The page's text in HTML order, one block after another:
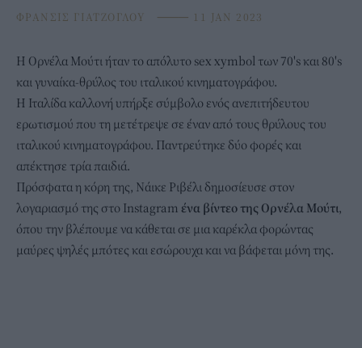
ΦΡΑΝΣΙΣ ΓΙΑΤΖΟΓΛΟΥ ⸻ 11 JAN 2023
H Ορνέλα Μούτι ήταν το απόλυτο sex xymbol των 70's και 80's
και γυναίκα-θρύλος του ιταλικού κινηματογράφου.
Η Ιταλίδα καλλονή υπήρξε σύμβολο ενός ανεπιτήδευτου
ερωτισμού που τη μετέτρεψε σε έναν από τους θρύλους του
ιταλικού κινηματογράφου. Παντρεύτηκε δύο φορές και
απέκτησε τρία παιδιά.
Πρόσφατα η κόρη της, Νάικε Ριβέλι δημοσίευσε στον
λογαριασμό της στο Instagram ένα βίντεο της Ορνέλα Μούτι,
όπου την βλέπουμε να κάθεται σε μια καρέκλα φορώντας
μαύρες ψηλές μπότες και εσώρουχα και να βάφεται μόνη της.